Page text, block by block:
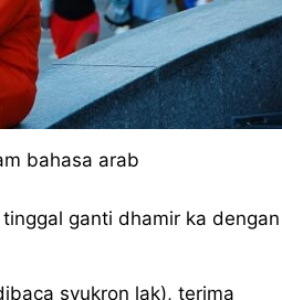
bahasa arab
ganti dhamir ka dengan